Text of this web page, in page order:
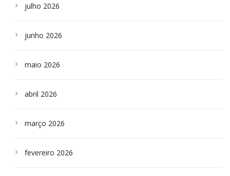
julho 2026
junho 2026
maio 2026
abril 2026
março 2026
fevereiro 2026